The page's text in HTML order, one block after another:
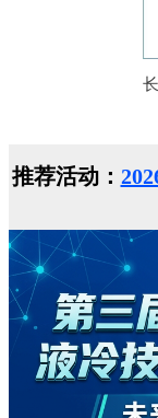
推荐活动：